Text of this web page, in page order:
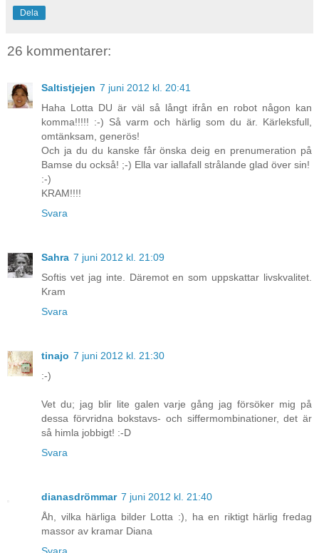
Dela
26 kommentarer:
Saltistjejen 7 juni 2012 kl. 20:41
Haha Lotta DU är väl så långt ifrån en robot någon kan
komma!!!!! :-) Så varm och härlig som du är. Kärleksfull,
omtänksam, generös!
Och ja du du kanske får önska deig en prenumeration på
Bamse du också! ;-) Ella var iallafall strålande glad över sin!
:-)
KRAM!!!!
Svara
Sahra 7 juni 2012 kl. 21:09
Softis vet jag inte. Däremot en som uppskattar livskvalitet.
Kram
Svara
tinajo 7 juni 2012 kl. 21:30
:-)
Vet du; jag blir lite galen varje gång jag försöker mig på
dessa förvridna bokstavs- och siffermombinationer, det är
så himla jobbigt! :-D
Svara
dianasdrömmar 7 juni 2012 kl. 21:40
Åh, vilka härliga bilder Lotta :), ha en riktigt härlig fredag
massor av kramar Diana